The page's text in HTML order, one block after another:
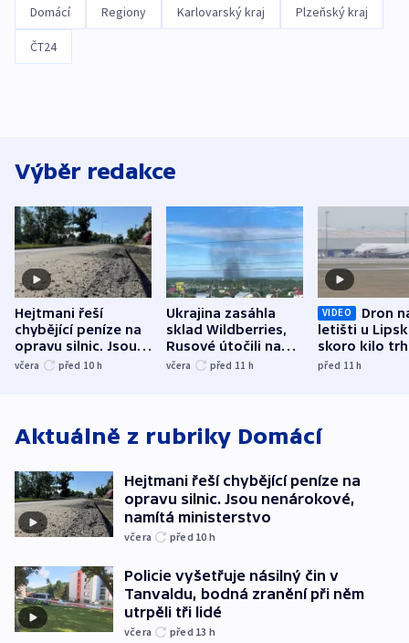
Domácí Regiony Karlovarský kraj Plzeňský kraj
ČT24
Výběr redakce
Hejtmani řeší
chybějící peníze na
opravu silnic. Jsou
nenárokové, namítá
včera před 10 h
Ukrajina zasáhla
sklad Wildberries,
Rusové útočili na
trh, hasiče či
včera před 11 h
VIDEO
Dron
letišti u
skoro kilo
indicie
před 11h
Aktuálně z rubriky Domácí
Hejtmani řeší chybějící peníze na
opravu silnic. Jsou nenárokové,
namítá ministerstvo
včera před 10 h
Policie vyšetřuje násilný čin v
Tanvaldu, bodná zranění při něm
utrpěli tři lidé
včera před 13 h